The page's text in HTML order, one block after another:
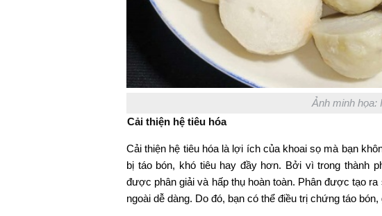
Ảnh minh họa:
Cải thiện hệ tiêu hóa
Cải thiện hệ tiêu hóa là lợi ích của khoai sọ mà bạn
bị táo bón, khó tiêu hay đầy hơn. Bởi vì trong thành
được phân giải và hấp thụ hoàn toàn. Phân được tạo
ngoài dễ dàng. Do đó, bạn có thể điều trị chứng táo